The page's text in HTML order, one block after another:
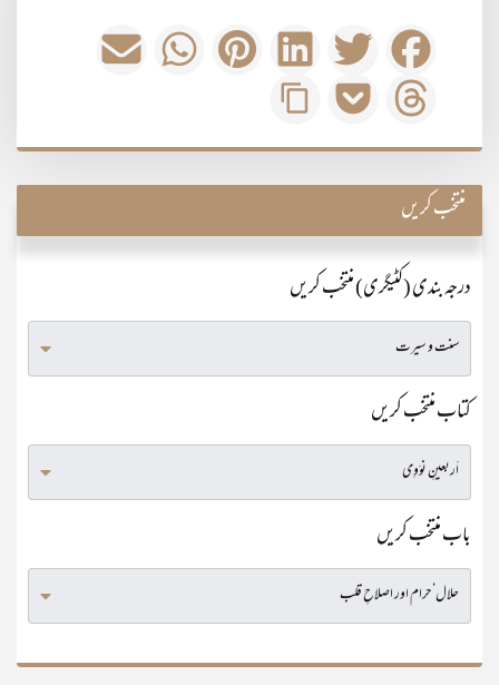
منتخب کریں
درجہ بندی (کٹیگری) منتخب کریں
کتاب منتخب کریں
باب منتخب کریں